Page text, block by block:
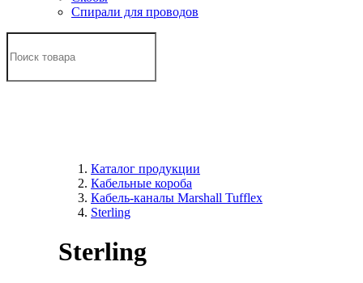
Спирали для проводов
Каталог продукции
Кабельные короба
Кабель-каналы Marshall Tufflex
Sterling
Sterling